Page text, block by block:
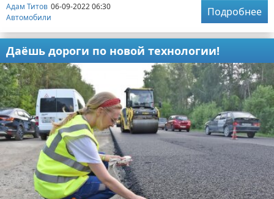
Адам Титов 06-09-2022 06:30
Автомобили
Подробнее
Даёшь дороги по новой технологии!